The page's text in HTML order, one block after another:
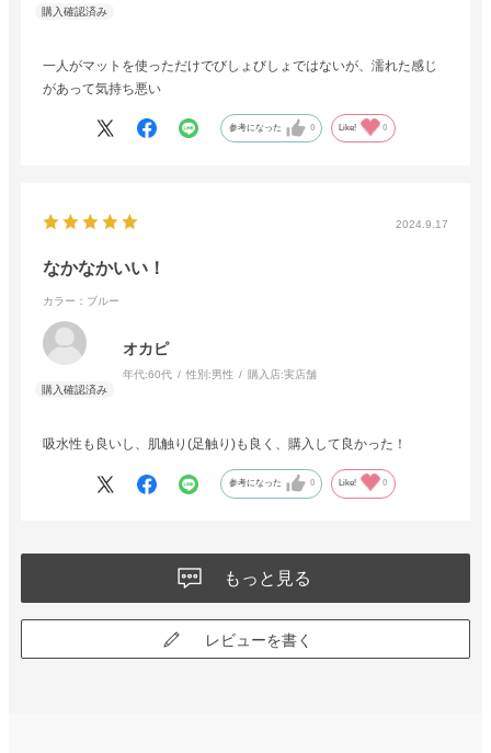
一人がマットを使っただけでびしょびしょではないが、濡れた感じ
があって気持ち悪い
参考になった 0 Like! 0
2024.9.17
なかなかいい！
カラー：ブルー
オカピ
年代:60代 性別:男性 購入店:実店舗
吸水性も良いし、肌触り(足触り)も良く、購入して良かった！
参考になった 0 Like! 0
もっと見る
レビューを書く